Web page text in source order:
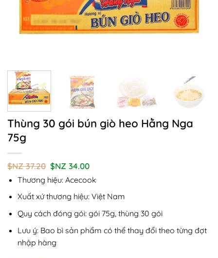
Thùng 30 gói bún giò heo Hằng Nga
75g
$NZ37.20 Giá
gốc
là:
37.20.
$NZ 34.00Giá
tại
$NZ
34.00.
Thương hiệu: Acecook
Xuất xứ thương hiệu: Việt Nam
Quy cách đóng gói: gói 75g, thùng 30 gói
Lưu ý: Bao bì sản phẩm có thể thay đổi theo từng đợt
nhập hàng